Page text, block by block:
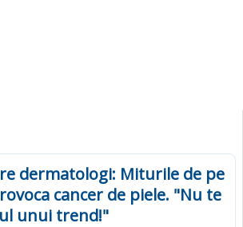
dermatologi: Miturile de pe
cancer de piele. "Nu te
unui trend!"